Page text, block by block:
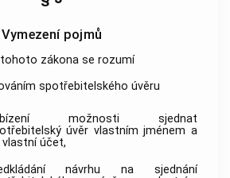
Vymezení pojmů
tohoto zákona se rozumí
spotřebitelského úvěru
možnosti sjednat
úvěr vlastním jménem a
vlastní účet,
návrhu na sjednání